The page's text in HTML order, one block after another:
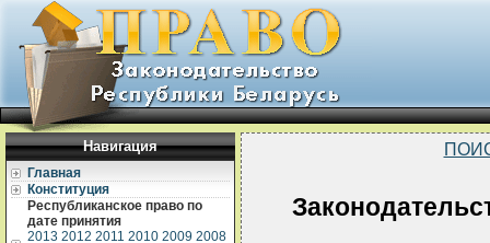
Навигация
Главная
Конституция
Республиканское право по
дате принятия
2013 2012 2011 2010 2009 2008